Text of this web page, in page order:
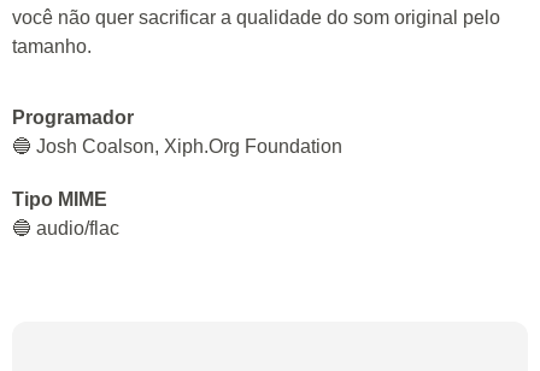
você não quer sacrificar a qualidade do som original pelo
tamanho.
Programador
🔵 Josh Coalson, Xiph.Org Foundation
Tipo MIME
🔵 audio/flac